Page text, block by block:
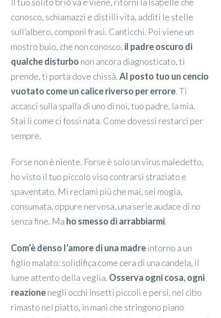
conosco, schiamazzi e distilli vita, additi le stelle
sull’albero, componi frasi. Canticchi. Poi viene un
mostro buio, che non conosco, il padre oscuro di
qualche disturbo non ancora diagnosticato, ti
prende, ti porta dove chissà.Al posto tuo un cencio
vuotato come un calice riverso per errore. Ti
accasci sulla spalla di uno di noi, tuo padre, la mia.
Stai lì come ci fossi nata. Come dovessi restarci per
sempre.
Forse non è niente. Forse è solo un virus maledetto,
ho visto il tuo piccolo viso contrarsi straziato e
spaventato. Mi reclami più che mai, sei mogia,
consumata, oppure nervosa, una serie audace di no
senza fine. Ma ho smesso di arrabbiarmi.
Com’è denso l’amore di una madreintorno a un
figlio malato: solidifica come cera di una candela, il
lume attento della veglia. Osserva ogni cosa, ogni
reazionenegli occhi insetti piccoli e persi, nel cibo
rimasto nel piatto, in mani che stringono piano